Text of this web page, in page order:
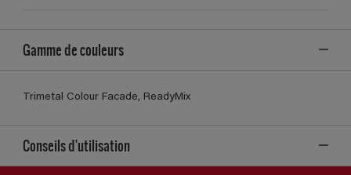
Gamme de couleurs
Trimetal Colour Facade, ReadyMix
Conseils d'utilisation